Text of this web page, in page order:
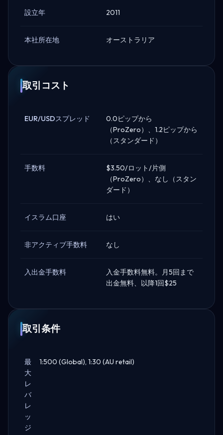
設立年 2011
本社所在地 オーストラリア
取引コスト
EUR/USDスプレッド
0.0ピップから
（ProZero）、1.2ピップから
（スタンダード）
手数料
$3.50/ロット/片側
（ProZero）、なし（スタン
ダード）
イスラム口座 はい
非アクティブ手数料 なし
入出金手数料
入金手数料無料。月5回まで
出金無料、以降1回$25
取引条件
最
大
レ
バ
レ
ッ
ジ
1:500 (Global), 1:30 (AU retail)